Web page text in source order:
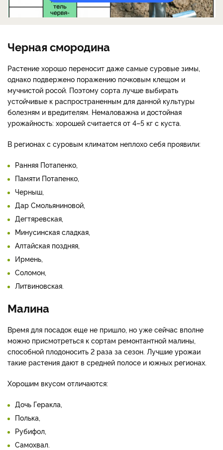
Черная смородина
Растение хорошо переносит даже самые суровые зимы,
однако подвержено поражению почковым клещом и
мучнистой росой. Поэтому сорта лучше выбирать
устойчивые к распространенным для данной культуры
болезням и вредителям. Немаловажна и достойная
урожайность: хорошей считается от 4–5 кг с куста.
В регионах с суровым климатом неплохо себя проявили:
Ранняя Потапенко,
Памяти Потапенко,
Черныш,
Дар Смольяниновой,
Дегтяревская,
Минусинская сладкая,
Алтайская поздняя,
Ирмень,
Соломон,
Литвиновская.
Малина
Время для посадок еще не пришло, но уже сейчас вполне
можно присмотреться к сортам ремонтантной малины,
способной плодоносить 2 раза за сезон. Лучшие урожаи
такие растения дают в средней полосе и южных регионах.
Хорошим вкусом отличаются:
Дочь Геракла,
Полька,
Рубифол,
Самохвал.